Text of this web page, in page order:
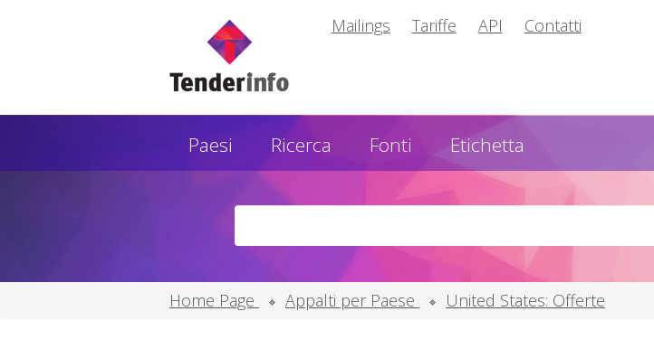
Mailings Tariffe API Contatti
Paesi Ricerca Fonti Etichetta
Home Page
Appalti per Paese United States: Offerte